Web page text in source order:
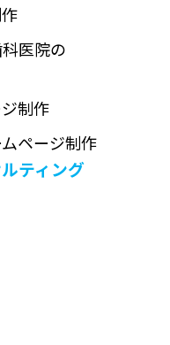
医院の
制作
ページ制作
ティング